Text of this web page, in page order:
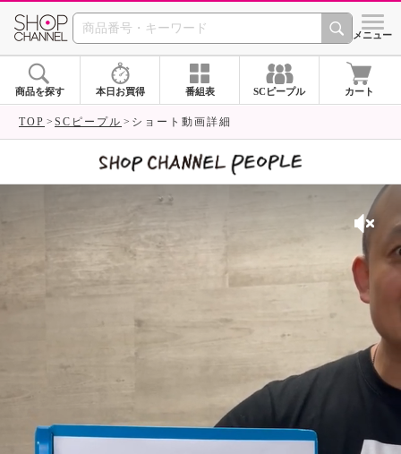
SHOP CHANNEL シメニュー
商品を探す 本日お買得 番組表 SCピープル カート
TOP SCピープル ショート動画詳細